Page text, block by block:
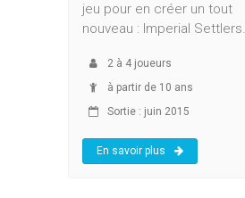
jeu pour en créer un tout
nouveau : Imperial Settlers.
2 à 4 joueurs
à partir de 10 ans
Sortie : juin 2015
En savoir plus